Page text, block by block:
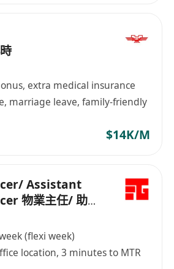
extra medical insurance
marriage leave, family-friendly
$14K/M
Assistant
物業主任/ 助理
(flexi week)
location, 3 minutes to MTR